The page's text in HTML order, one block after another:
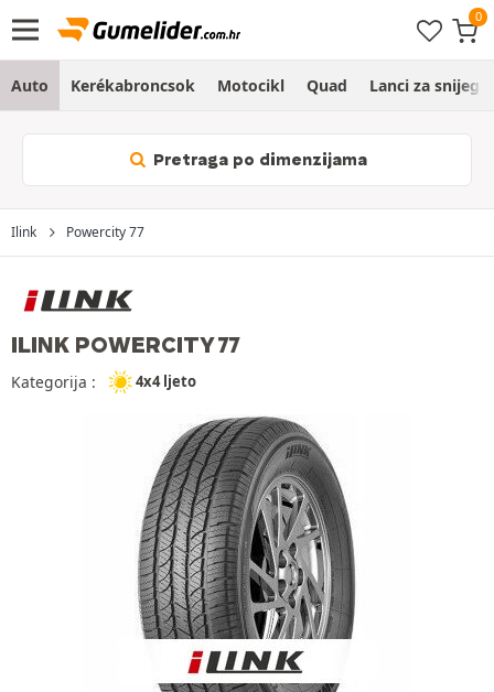
Auto Kerékabroncsok Motocikl Quad Lanci za snijeg
Pretraga po dimenzijama
Ilink Powercity 77
ILINK POWERCITY 77
Kategorija : 4x4 ljeto